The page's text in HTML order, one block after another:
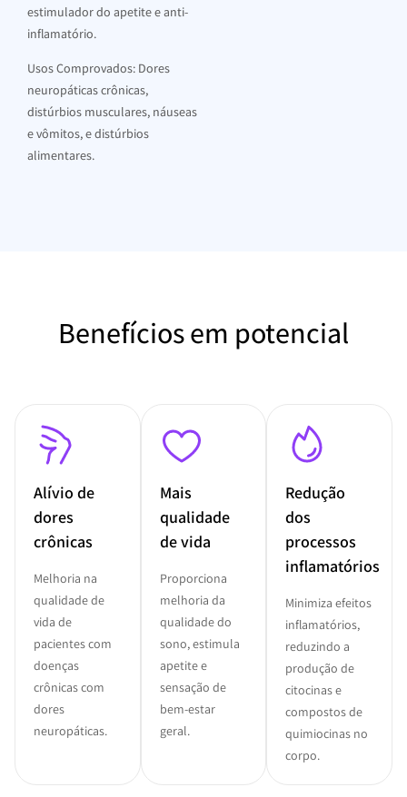
estimulador do apetite e anti-
inflamatório.
Usos Comprovados: Dores
neuropáticas crônicas,
distúrbios musculares, náuseas
e vômitos, e distúrbios
alimentares.
Benefícios em potencial
Alívio de
dores
crônicas
Melhoria na
qualidade de
vida de
pacientes com
doenças
crônicas com
dores
neuropáticas.
Mais
qualidade
de vida
Proporciona
melhoria da
qualidade do
sono, estimula
apetite e
sensação de
bem-estar
geral.
Redução
dos
processos
inflamatórios
Minimiza efeitos
inflamatórios,
reduzindo a
produção de
citocinas e
compostos de
quimiocinas no
corpo.